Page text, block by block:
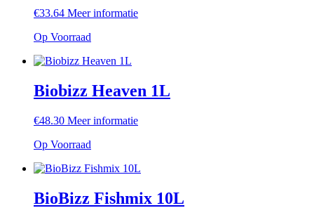
€33.64 Meer informatie
Op Voorraad
Biobizz Heaven 1L
€48.30 Meer informatie
Op Voorraad
BioBizz Fishmix 10L